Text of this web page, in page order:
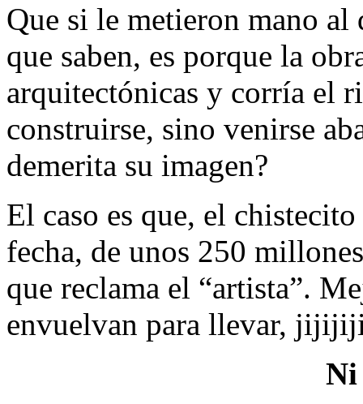
Que si le metieron mano al
que saben, es porque la
arquitectónicas y corría el
construirse, sino venirse
demerita su imagen?
El caso es que, el
fecha, de unos 250
que reclama el “artista”.
envuelvan para llevar,
Ni